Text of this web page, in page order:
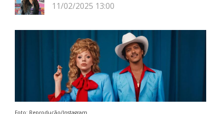
11/02/2025 13:00
Foto: Reprodução/Instagram